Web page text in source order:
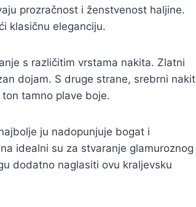
prozračnost i ženstvenost haljine.
klasičnu eleganciju.
s različitim vrstama nakita. Zlatni
dojam. S druge strane, srebrni nakit
tamno plave boje.
ju nadopunjuje bogat i
idealni su za stvaranje glamuroznog
dodatno naglasiti ovu kraljevsku